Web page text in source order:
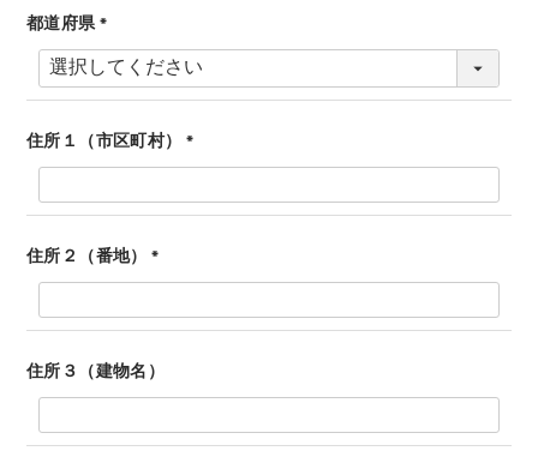
)
都道府県
(
必
須
)
住所１（市区町村）
(
須
住所２（番地）
(
須
)
住所３（建物名）